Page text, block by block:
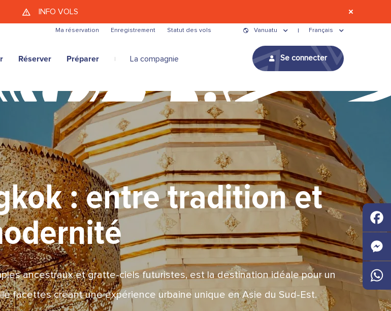
Aller au contenu principal
INFO VOLS
Ma réservation Enregistrement Statut des vols Vanuatu Français
Réserver Préparer La compagnie Se connecter
: entre tradition et
ancestraux et gratte-ciels futuristes, est la destination idéale pour un
facettes créant une expérience urbaine unique en Asie du Sud-Est.